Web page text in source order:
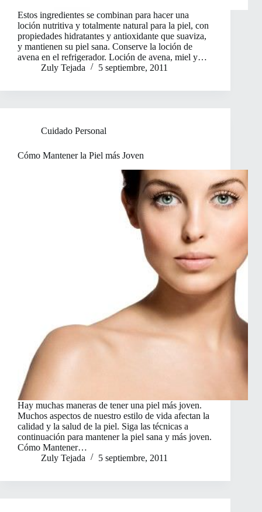
Estos ingredientes se combinan para hacer una
loción nutritiva y totalmente natural para la piel, con
propiedades hidratantes y antioxidante que suaviza,
y mantienen su piel sana. Conserve la loción de
avena en el refrigerador. Loción de avena, miel y…
Zuly Tejada
5 septiembre, 2011
Cuidado Personal
Cómo Mantener la Piel más Joven
Hay muchas maneras de tener una piel más joven.
Muchos aspectos de nuestro estilo de vida afectan la
calidad y la salud de la piel. Siga las técnicas a
continuación para mantener la piel sana y más joven.
Cómo Mantener…
Zuly Tejada
5 septiembre, 2011